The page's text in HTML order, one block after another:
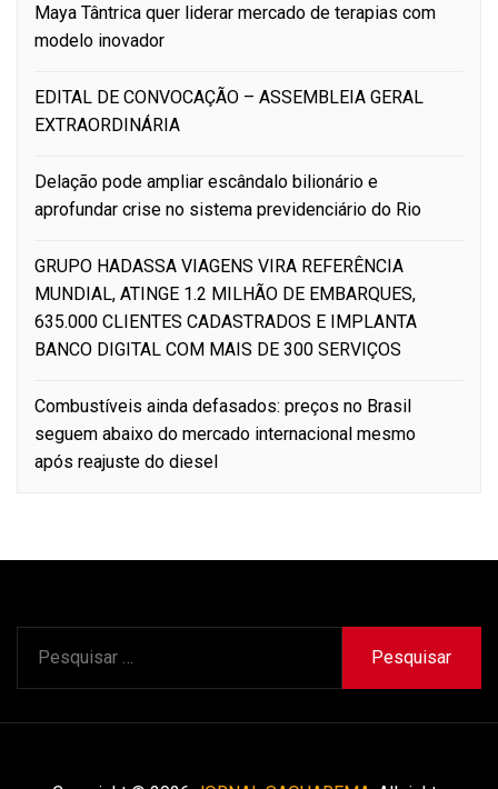
Maya Tântrica quer liderar mercado de terapias com
modelo inovador
EDITAL DE CONVOCAÇÃO – ASSEMBLEIA GERAL
EXTRAORDINÁRIA
Delação pode ampliar escândalo bilionário e
aprofundar crise no sistema previdenciário do Rio
GRUPO HADASSA VIAGENS VIRA REFERÊNCIA
MUNDIAL, ATINGE 1.2 MILHÃO DE EMBARQUES,
635.000 CLIENTES CADASTRADOS E IMPLANTA
BANCO DIGITAL COM MAIS DE 300 SERVIÇOS
Combustíveis ainda defasados: preços no Brasil
seguem abaixo do mercado internacional mesmo
após reajuste do diesel
por: